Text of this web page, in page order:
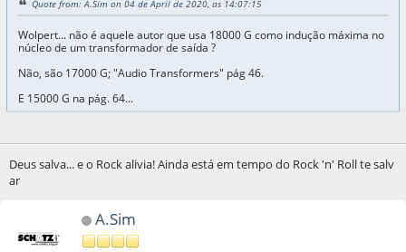
Quote from: A.Sim on 04 de April de 2020, as 14:07:15
Wolpert... não é aquele autor que usa 18000 G como indução máxima no
núcleo de um transformador de saída ?
Não, são 17000 G; "Audio Transformers" pág 46.
E 15000 G na pág. 64...
Deus salva... e o Rock alivia! Ainda está em tempo do Rock 'n' Roll te salv
ar
A.Sim